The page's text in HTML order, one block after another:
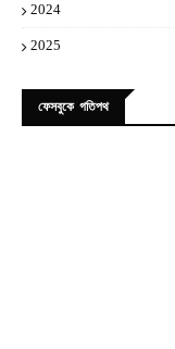
2024
2025
ফেসবুকে গতিপথ